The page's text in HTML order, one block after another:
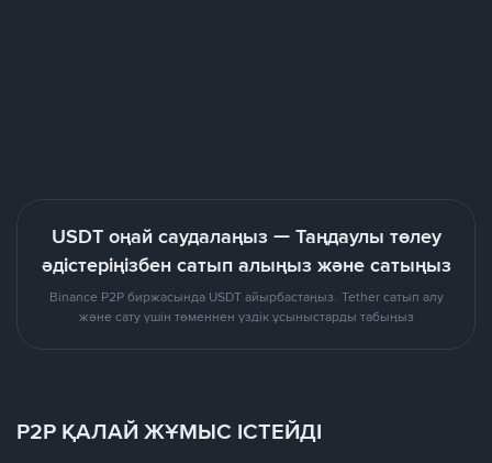
USDT оңай саудалаңыз — Таңдаулы төлеу
әдістеріңізбен сатып алыңыз және сатыңыз
Binance P2P биржасында USDT айырбастаңыз. Tether сатып алу
және сату үшін төменнен үздік ұсыныстарды табыңыз
P2P ҚАЛАЙ ЖҰМЫС ІСТЕЙДІ